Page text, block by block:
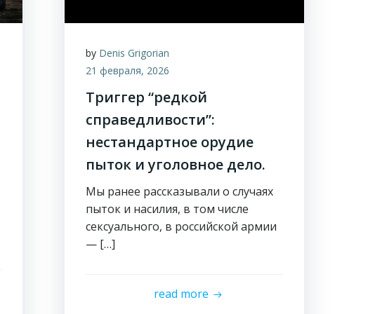
by Denis Grigorian
21 февраля, 2026
Триггер “редкой
справедливости”:
нестандартное орудие
пыток и уголовное дело.
Мы ранее рассказывали о случаях
пыток и насилия, в том числе
сексуального, в российской армии
— […]
read more